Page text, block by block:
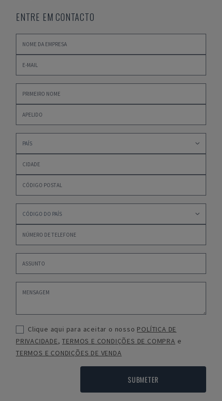
ENTRE EM CONTACTO
Clique aqui para aceitar o nosso POLÍTICA DE
PRIVACIDADE,TERMOS E CONDIÇÕES DE COMPRA e
TERMOS E CONDIÇÕES DE VENDA
SUBMETER